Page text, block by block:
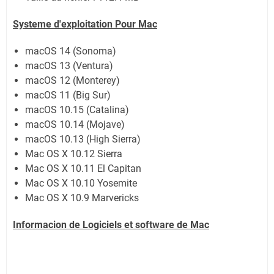
Systeme d'exploitation Pour Mac
macOS 14 (Sonoma)
macOS 13 (Ventura)
macOS 12 (Monterey)
macOS 11 (Big Sur)
macOS 10.15 (Catalina)
macOS 10.14 (Mojave)
macOS 10.13 (High Sierra)
Mac OS X 10.12 Sierra
Mac OS X 10.11 El Capitan
Mac OS X 10.10 Yosemite
Mac OS X 10.9 Marvericks
Informacion de Logiciels et software de Mac